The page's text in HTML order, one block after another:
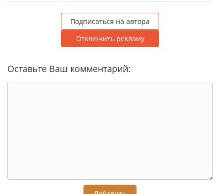
Подписаться на автора
Отключить рекламу
Оставьте Ваш комментарий: